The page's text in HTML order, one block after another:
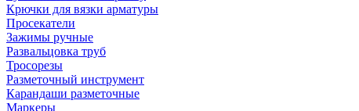
Крючки для вязки арматуры
Просекатели
Зажимы ручные
Развальцовка труб
Тросорезы
Разметочный инструмент
Карандаши разметочные
Маркеры